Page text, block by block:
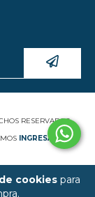
cookiespara
RESERVADOS.
INGRESÁ ACÁ.